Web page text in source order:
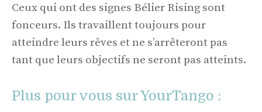
Ceux qui ont des signes Bélier Rising sont
fonceurs. Ils travaillent toujours pour
atteindre leurs rêves et ne s’arrêteront pas
tant que leurs objectifs ne seront pas atteints.
Plus pour vous sur YourTango :